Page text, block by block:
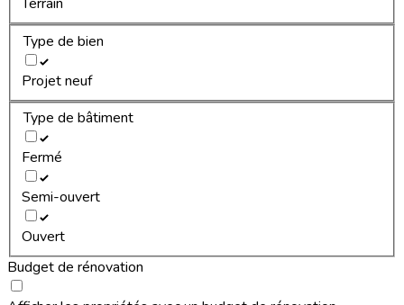
Type de bien
Projet neuf
Type de bâtiment
Fermé
Semi-ouvert
Ouvert
Budget de rénovation